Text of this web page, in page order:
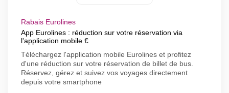
Rabais Eurolines
App Eurolines : réduction sur votre réservation via
l'application mobile €
Téléchargez l'application mobile Eurolines et profitez
d'une réduction sur votre réservation de billet de bus.
Réservez, gérez et suivez vos voyages directement
depuis votre smartphone